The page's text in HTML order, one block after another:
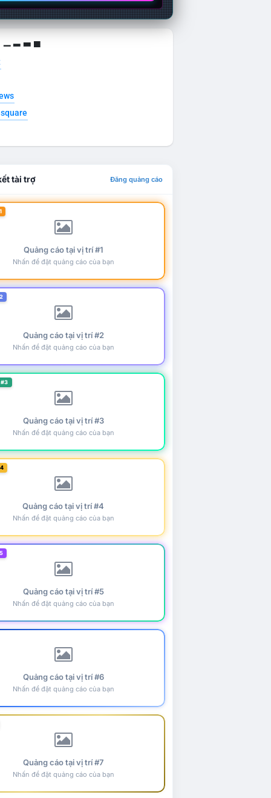
▁ ▂ ▃ ▄
tài trợ Đăng quảng cáo
Quảng cáo tại vị trí #1
Nhấn để đặt quảng cáo của bạn
Quảng cáo tại vị trí #2
Nhấn để đặt quảng cáo của bạn
Quảng cáo tại vị trí #3
Nhấn để đặt quảng cáo của bạn
Quảng cáo tại vị trí #4
Nhấn để đặt quảng cáo của bạn
Quảng cáo tại vị trí #5
Nhấn để đặt quảng cáo của bạn
Quảng cáo tại vị trí #6
Nhấn để đặt quảng cáo của bạn
Quảng cáo tại vị trí #7
Nhấn để đặt quảng cáo của bạn